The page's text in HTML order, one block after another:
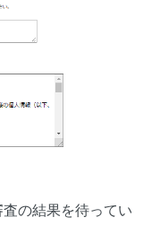
の結果を待ってい